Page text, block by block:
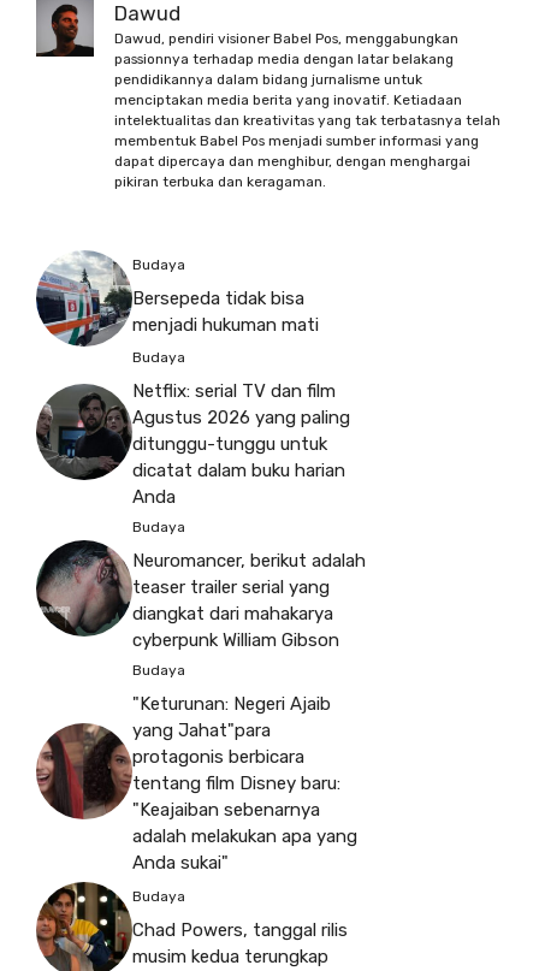
Dawud
Dawud, pendiri visioner Babel Pos, menggabungkan
passionnya terhadap media dengan latar belakang
pendidikannya dalam bidang jurnalisme untuk
menciptakan media berita yang inovatif. Ketiadaan
intelektualitas dan kreativitas yang tak terbatasnya telah
membentuk Babel Pos menjadi sumber informasi yang
dapat dipercaya dan menghibur, dengan menghargai
pikiran terbuka dan keragaman.
Budaya
Bersepeda tidak bisa
menjadi hukuman mati
Budaya
Netflix: serial TV dan film
Agustus 2026 yang paling
ditunggu-tunggu untuk
dicatat dalam buku harian
Anda
Budaya
Neuromancer, berikut adalah
teaser trailer serial yang
diangkat dari mahakarya
cyberpunk William Gibson
Budaya
"Keturunan: Negeri Ajaib
yang Jahat"para
protagonis berbicara
tentang film Disney baru:
"Keajaiban sebenarnya
adalah melakukan apa yang
Anda sukai"
Budaya
Chad Powers, tanggal rilis
musim kedua terungkap